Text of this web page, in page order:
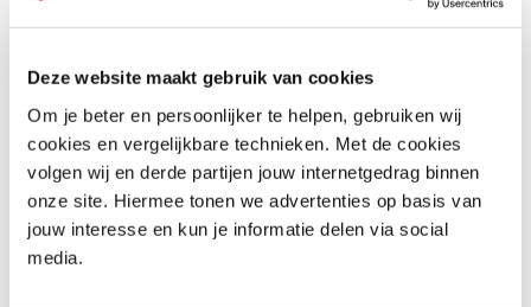
Deze website maakt gebruik van cookies
Om je beter en persoonlijker te helpen, gebruiken wij
cookies en vergelijkbare technieken. Met de cookies
volgen wij en derde partijen jouw internetgedrag binnen
onze site. Hiermee tonen we advertenties op basis van
jouw interesse en kun je informatie delen via social
media.
Honda CB 1000 GT
€ 16.699,-
Uit2026
Honda
CBR 650 R
€ 11.799,-